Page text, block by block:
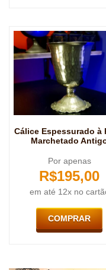
Cálice Espessurado à
Marchetado
Por apenas
R$195,00
em até 12x no
COMPRAR